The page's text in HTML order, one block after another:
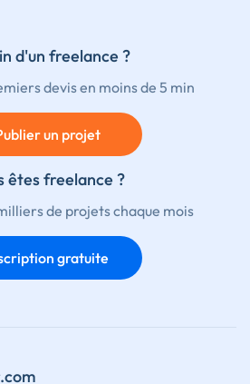
d'un freelance ?
devis en moins de 5 min
un projet
êtes freelance ?
de projets chaque mois
gratuite